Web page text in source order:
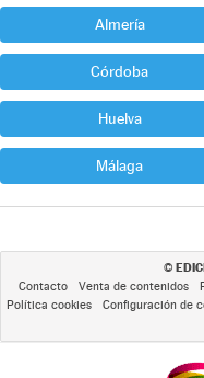
Almería
Córdoba
Huelva
Málaga
©
Contacto Venta de contenidos
Política cookies
Configuración de